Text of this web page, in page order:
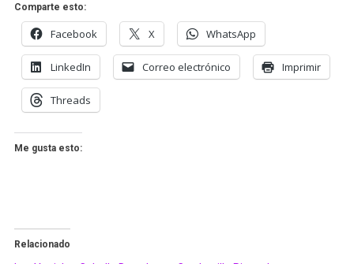
Comparte esto:
Facebook X WhatsApp
LinkedIn Correo electrónico Imprimir
Threads
Me gusta esto:
Relacionado